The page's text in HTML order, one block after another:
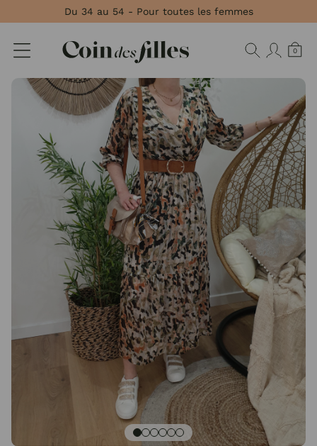
Du 34 au 54 - Pour toutes les femmes
0
Panneau de gestion des cookies